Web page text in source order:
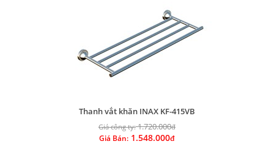
Thanh vắt khăn INAX KF-415VB
Giá công ty:1.720.000đ
Giá Bán: 1.548.000đ